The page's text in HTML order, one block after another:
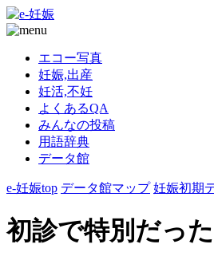
エコー写真
妊娠,出産
妊活,不妊
よくあるQA
みんなの投稿
用語辞典
データ館
e-妊娠top データ館マップ 妊娠初期
初診で特別だっ